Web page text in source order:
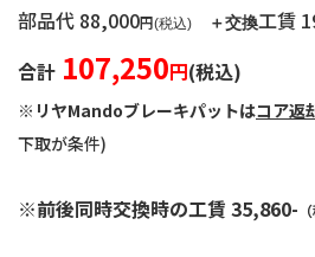
部品代 88,000円(税込) ＋交換工賃
合計 107,250円(税込)
※リヤMandoブレーキパットはコア返
下取が条件)
※前後同時交換時の工賃 35,860-